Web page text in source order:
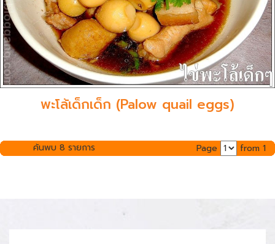
พะโล้เด็กเด็ก (Palow quail eggs)
ค้นพบ 8 รายการ Page from 1